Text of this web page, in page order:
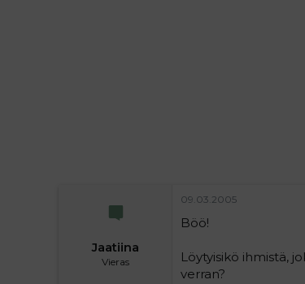
Jaatiina
Vieras
09.03.2005
Böö!
Löytyisikö ihmistä,
verran?